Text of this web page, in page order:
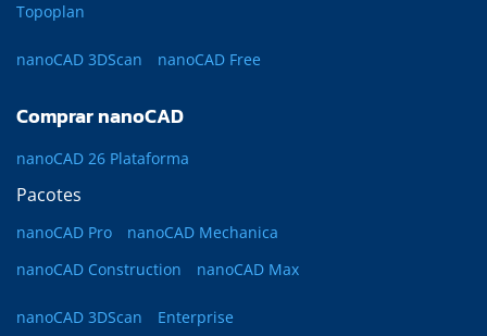
Topoplan
nanoCAD 3DScan nanoCAD Free
Comprar nanoCAD
nanoCAD 26 Plataforma
Pacotes
nanoCAD Pro
nanoCAD Mechanica
nanoCAD Construction
nanoCAD Max
nanoCAD 3DScan Enterprise